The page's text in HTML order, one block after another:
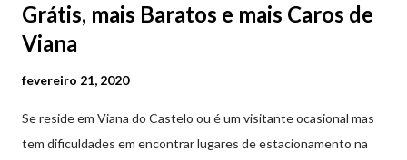
Grátis, mais Baratos e mais Caros de
Viana
fevereiro 21, 2020
Se reside em Viana do Castelo ou é um visitante ocasional mas
tem dificuldades em encontrar lugares de estacionamento na